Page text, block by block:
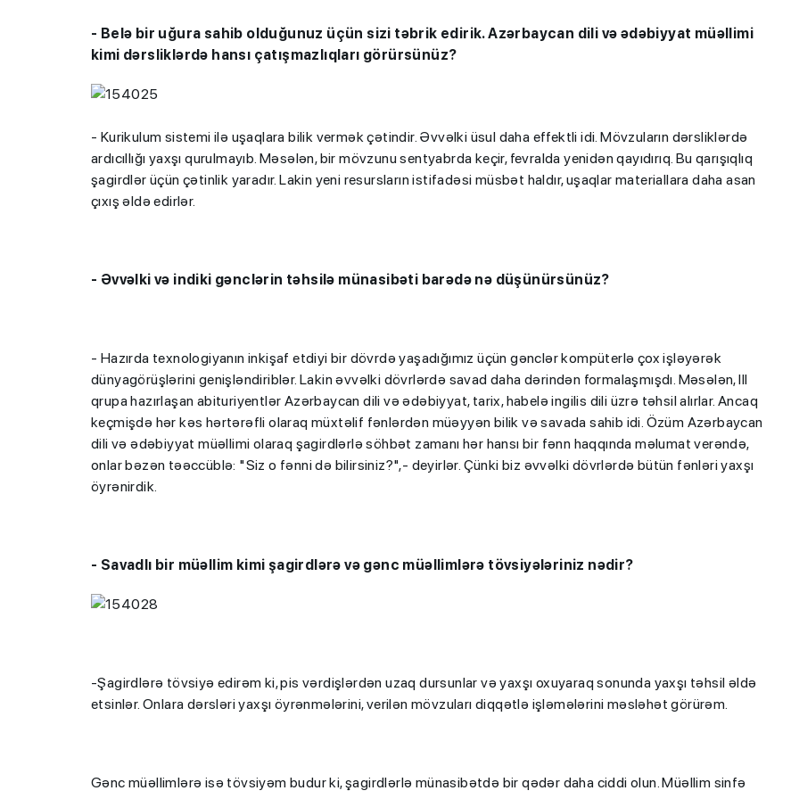
- Belə bir uğura sahib olduğunuz üçün sizi təbrik edirik. Azərbaycan dili və ədəbiyyat müəllimi
kimi dərsliklərdə hansı çatışmazlıqları görürsünüz?
- Kurikulum sistemi ilə uşaqlara bilik vermək çətindir. Əvvəlki üsul daha effektli idi. Mövzuların dərsliklərdə
ardıcıllığı yaxşı qurulmayıb. Məsələn, bir mövzunu sentyabrda keçir, fevralda yenidən qayıdırıq. Bu qarışıqlıq
şagirdlər üçün çətinlik yaradır. Lakin yeni resursların istifadəsi müsbət haldır, uşaqlar materiallara daha asan
çıxış əldə edirlər.
- Əvvəlki və indiki gənclərin təhsilə münasibəti barədə nə düşünürsünüz?
- Hazırda texnologiyanın inkişaf etdiyi bir dövrdə yaşadığımız üçün gənclər kompüterlə çox işləyərək
dünyagörüşlərini genişləndiriblər. Lakin əvvəlki dövrlərdə savad daha dərindən formalaşmışdı. Məsələn, III
qrupa hazırlaşan abituriyentlər Azərbaycan dili və ədəbiyyat, tarix, habelə ingilis dili üzrə təhsil alırlar. Ancaq
keçmişdə hər kəs hərtərəfli olaraq müxtəlif fənlərdən müəyyən bilik və savada sahib idi. Özüm Azərbaycan
dili və ədəbiyyat müəllimi olaraq şagirdlərlə söhbət zamanı hər hansı bir fənn haqqında məlumat verəndə,
onlar bəzən təəccüblə: "Siz o fənni də bilirsiniz?",- deyirlər. Çünki biz əvvəlki dövrlərdə bütün fənləri yaxşı
öyrənirdik.
- Savadlı bir müəllim kimi şagirdlərə və gənc müəllimlərə tövsiyələriniz nədir?
-Şagirdlərə tövsiyə edirəm ki, pis vərdişlərdən uzaq dursunlar və yaxşı oxuyaraq sonunda yaxşı təhsil əldə
etsinlər. Onlara dərsləri yaxşı öyrənmələrini, verilən mövzuları diqqətlə işləmələrini məsləhət görürəm.
Gənc müəllimlərə isə tövsiyəm budur ki, şagirdlərlə münasibətdə bir qədər daha ciddi olun. Müəllim sinfə
“Həftənin təhsil icmalı”- MİQ,
"Həftənin təhsil icmalı": Qəbul
proqramına qəbul imtahanları
birinci, respublika üzrə